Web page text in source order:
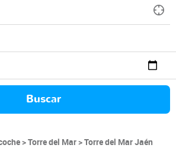
Buscar
Torre del Mar
Torre del Mar Jaén